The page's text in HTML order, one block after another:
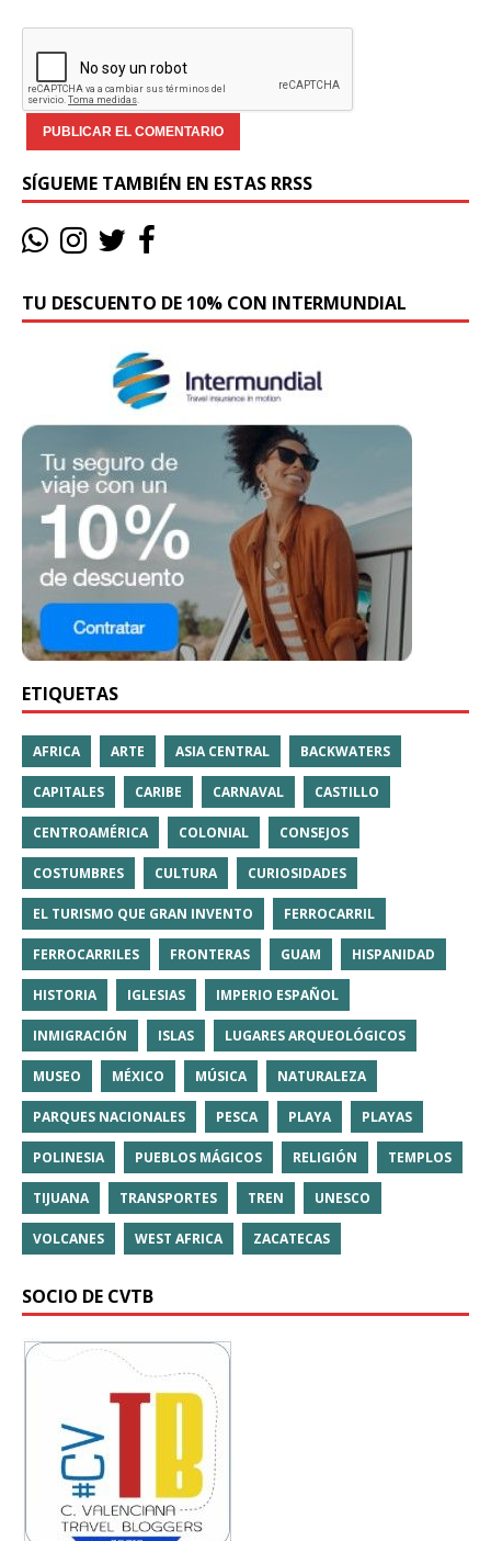
SÍGUEME TAMBIÉN EN ESTAS RRSS
TU DESCUENTO DE 10% CON INTERMUNDIAL
ETIQUETAS
AFRICA ARTE ASIA CENTRAL BACKWATERS
CAPITALES CARIBE CARNAVAL CASTILLO
CENTROAMÉRICA COLONIAL CONSEJOS
COSTUMBRES CULTURA CURIOSIDADES
EL TURISMO QUE GRAN INVENTO FERROCARRIL
FERROCARRILES FRONTERAS GUAM HISPANIDAD
HISTORIA IGLESIAS IMPERIO ESPAÑOL
INMIGRACIÓN ISLAS LUGARES ARQUEOLÓGICOS
MUSEO MÉXICO MÚSICA NATURALEZA
PARQUES NACIONALES PESCA PLAYA PLAYAS
POLINESIA PUEBLOS MÁGICOS RELIGIÓN TEMPLOS
TIJUANA TRANSPORTES TREN UNESCO
VOLCANES WEST AFRICA ZACATECAS
SOCIO DE CVTB